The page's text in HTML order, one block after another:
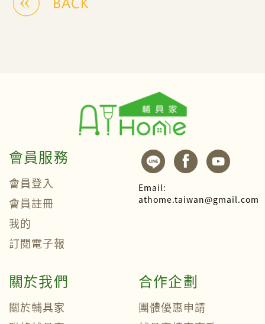
會員服務
會員登入
會員註冊
我的
訂閱電子報
Email:
athome.taiwan@gmail.com
關於我們
關於輔具家
合作企劃
團體優惠申請